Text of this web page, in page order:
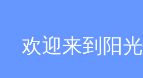
欢迎来到阳